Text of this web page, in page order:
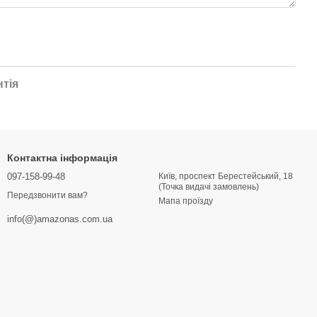
Контактна інформація
097-158-99-48
Передзвонити вам?
info(@)amazonas.com.ua
Київ, проспект Берестейський, 18
(Точка видачі замовлень)
Мапа проїзду